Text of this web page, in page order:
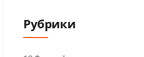
Рубрики